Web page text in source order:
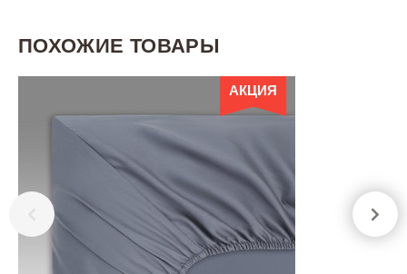
ПОХОЖИЕ ТОВАРЫ
АКЦИЯ